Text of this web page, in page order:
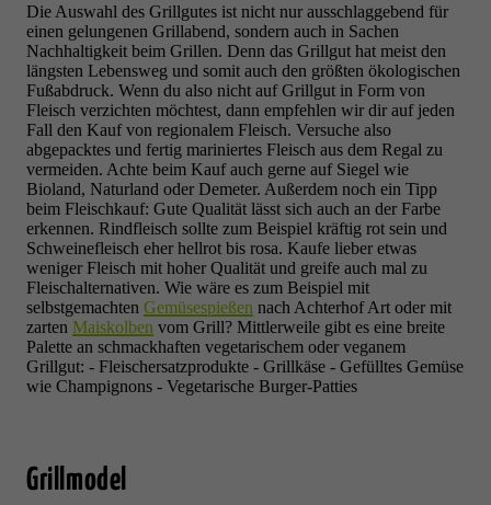
Die Auswahl des Grillgutes ist nicht nur ausschlaggebend für
einen gelungenen Grillabend, sondern auch in Sachen
Nachhaltigkeit beim Grillen. Denn das Grillgut hat meist den
längsten Lebensweg und somit auch den größten ökologischen
Fußabdruck. Wenn du also nicht auf Grillgut in Form von
Fleisch verzichten möchtest, dann empfehlen wir dir auf jeden
Fall den Kauf von regionalem Fleisch. Versuche also
abgepacktes und fertig mariniertes Fleisch aus dem Regal zu
vermeiden. Achte beim Kauf auch gerne auf Siegel wie
Bioland, Naturland oder Demeter. Außerdem noch ein Tipp
beim Fleischkauf: Gute Qualität lässt sich auch an der Farbe
erkennen. Rindfleisch sollte zum Beispiel kräftig rot sein und
Schweinefleisch eher hellrot bis rosa. Kaufe lieber etwas
weniger Fleisch mit hoher Qualität und greife auch mal zu
Fleischalternativen. Wie wäre es zum Beispiel mit
selbstgemachten Gemüsespießen nach Achterhof Art oder mit
zarten Maiskolben vom Grill? Mittlerweile gibt es eine breite
Palette an schmackhaften vegetarischem oder veganem
Grillgut: - Fleischersatzprodukte - Grillkäse - Gefülltes Gemüse
wie Champignons - Vegetarische Burger-Patties
Grillmodel